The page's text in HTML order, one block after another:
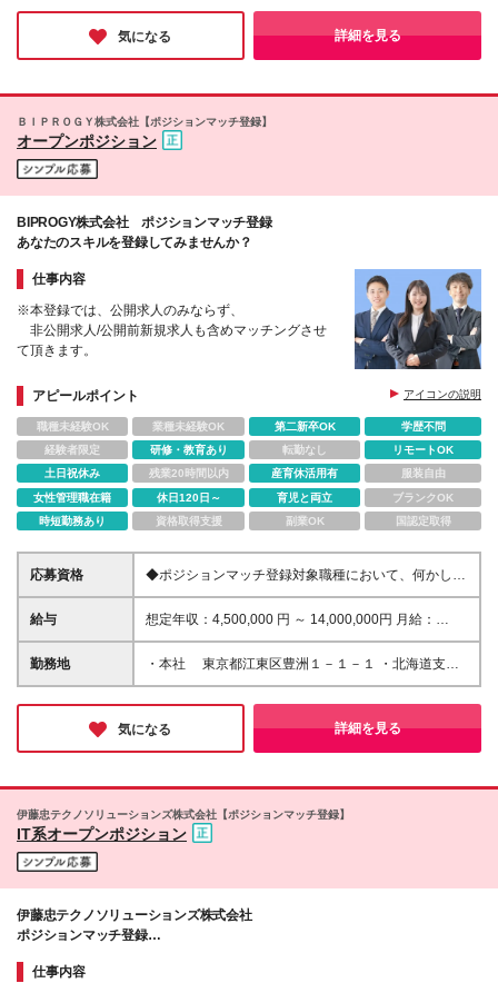
「自社貢献、顧客貢献、自己研鑽、行動目標」それぞ
れにおいて自身で目指すことを宣言し、最終的に達成
ップ等についても伺い、実績として評価いたします。
を考慮します。 ※転居を伴う転勤はありません。 ■東
京勤務 東京本社または東京都・千葉県・埼玉県・神
阪支社または顧客先（大阪市内）での各プロジェクト
(変更の範囲)会社の定める場所
気になる 詳細を見る
ＢＩＰＲＯＧＹ株式会社【ポジションマッチ登録】
オープンポジション
BIPROGY株式会社 ポジションマッチ登録
あなたのスキルを登録してみませんか？
仕事内容
※本登録では、公開求人のみならず、
非公開求人/公開前新規求人も含めマッチングさせ
て頂きます。
アピールポイント アイコンの説明
職種未経験OK 業種未経験OK 第二新卒OK
学歴不問
経験者限定
研修・教育あり 転勤なし
リモートOK
土日祝休み
残業20時間以内 産育休活用有
服装自由
女性管理職在籍
休日120日～ 育児と両立
ブランクOK
時短勤務あり
資格取得支援 副業OK 国認定取得
応募資格
◆ポジションマッチ登録対象職種において、何かしら
の知識・経験を有する方 ◆学歴不問
給与
想定年収：4,500,000 円 ～ 14,000,000円 月給：
272,000円 ～ 812,000円 ※残業代別途支給 ※賞与
5.00ヶ月（2025年度実績） ※試用期間：3ヶ月（試用
勤務地
・本社 東京都江東区豊洲１－１－１ ・北海道支店
北海道札幌市北区北8条西3丁目32番 8・3スクエア
北ビル ・東北支店 宮城県仙台市青葉区一番町4-1-
25 東二番丁スクエアビル ・中部支社 愛知県名古屋
北区大深町3番1号 グランフロント大阪 タワーB ・
ビルディング ・九州支社 福岡県福岡市博多区上呉
服町10-1 博多三井ビルディング9階 ※テレワーク併用
気になる 詳細を見る
伊藤忠テクノソリューションズ株式会社【ポジションマッチ登録】
IT系オープンポジション
伊藤忠テクノソリューションズ株式会社
ポジションマッチ登録
仕事内容